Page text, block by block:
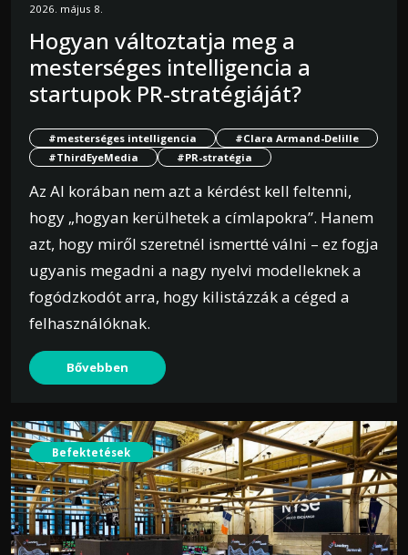
2026. május 8.
Hogyan változtatja meg a
mesterséges intelligencia a
startupok PR-stratégiáját?
#mesterséges intelligencia
#Clara Armand-Delille
#ThirdEyeMedia
#PR-stratégia
Az AI korában nem azt a kérdést kell feltenni,
hogy „hogyan kerülhetek a címlapokra”. Hanem
azt, hogy miről szeretnél ismertté válni – ez fogja
ugyanis megadni a nagy nyelvi modelleknek a
fogódzkodót arra, hogy kilistázzák a céged a
felhasználóknak.
Bővebben
Befektetések